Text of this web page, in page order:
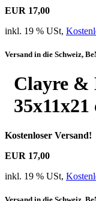
EUR 17,00
inkl. 19 % USt,
Versand in die Schweiz,
Clayre &
Kostenloser Versand!
EUR 17,00
inkl. 19 % USt,